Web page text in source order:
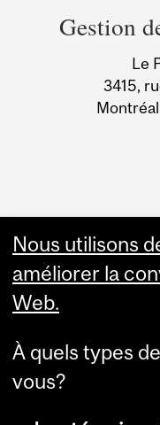
and
University
Gestion
Le
3415,
Nous utilisons
améliorer la
Web.
À quels types
vous?